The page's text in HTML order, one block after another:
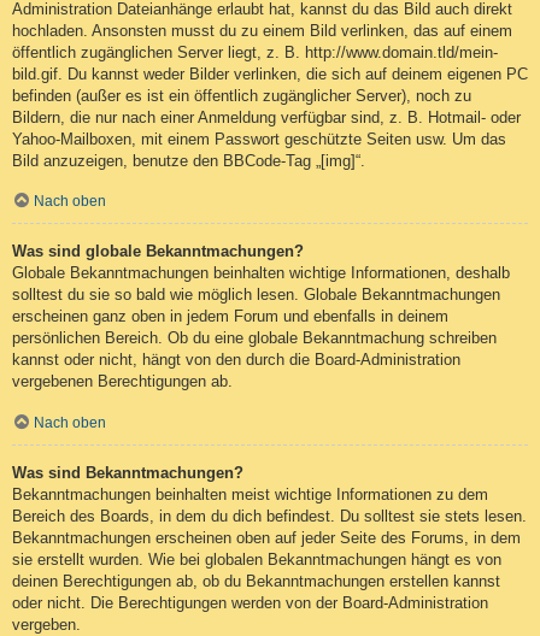
Administration Dateianhänge erlaubt hat, kannst du das Bild auch direkt
hochladen. Ansonsten musst du zu einem Bild verlinken, das auf einem
öffentlich zugänglichen Server liegt, z. B. http://www.domain.tld/mein-
bild.gif. Du kannst weder Bilder verlinken, die sich auf deinem eigenen PC
befinden (außer es ist ein öffentlich zugänglicher Server), noch zu
Bildern, die nur nach einer Anmeldung verfügbar sind, z. B. Hotmail- oder
Yahoo-Mailboxen, mit einem Passwort geschützte Seiten usw. Um das
Bild anzuzeigen, benutze den BBCode-Tag „[img]“.
Nach oben
Was sind globale Bekanntmachungen?
Globale Bekanntmachungen beinhalten wichtige Informationen, deshalb
solltest du sie so bald wie möglich lesen. Globale Bekanntmachungen
erscheinen ganz oben in jedem Forum und ebenfalls in deinem
persönlichen Bereich. Ob du eine globale Bekanntmachung schreiben
kannst oder nicht, hängt von den durch die Board-Administration
vergebenen Berechtigungen ab.
Nach oben
Was sind Bekanntmachungen?
Bekanntmachungen beinhalten meist wichtige Informationen zu dem
Bereich des Boards, in dem du dich befindest. Du solltest sie stets lesen.
Bekanntmachungen erscheinen oben auf jeder Seite des Forums, in dem
sie erstellt wurden. Wie bei globalen Bekanntmachungen hängt es von
deinen Berechtigungen ab, ob du Bekanntmachungen erstellen kannst
oder nicht. Die Berechtigungen werden von der Board-Administration
vergeben.